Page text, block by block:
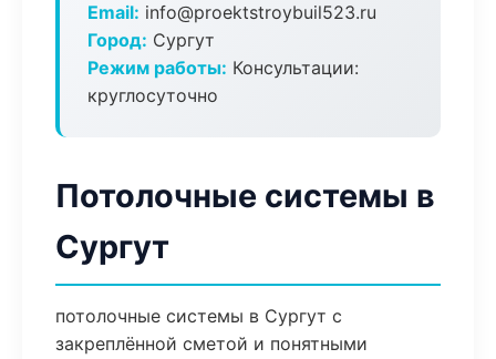
Email: info@proektstroybuil523.ru
Город: Сургут
Режим работы: Консультации:
круглосуточно
Потолочные системы в
Сургут
потолочные системы в Сургут с
закреплённой сметой и понятными